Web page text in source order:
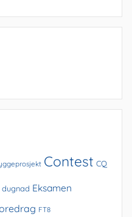
Contest CQ
dugnad Eksamen
FT8